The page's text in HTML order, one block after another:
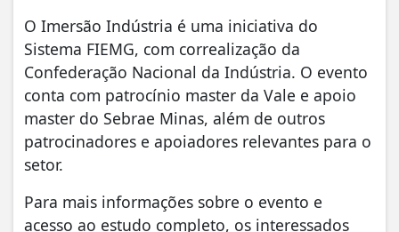
O Imersão Indústria é uma iniciativa do
Sistema FIEMG, com correalização da
Confederação Nacional da Indústria. O evento
conta com patrocínio master da Vale e apoio
master do Sebrae Minas, além de outros
patrocinadores e apoiadores relevantes para o
setor.
Para mais informações sobre o evento e
acesso ao estudo completo, os interessados